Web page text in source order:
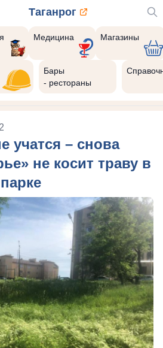
Таганрог
Медицина Магазины
Бары
- рестораны
учатся – снова
не косит траву в